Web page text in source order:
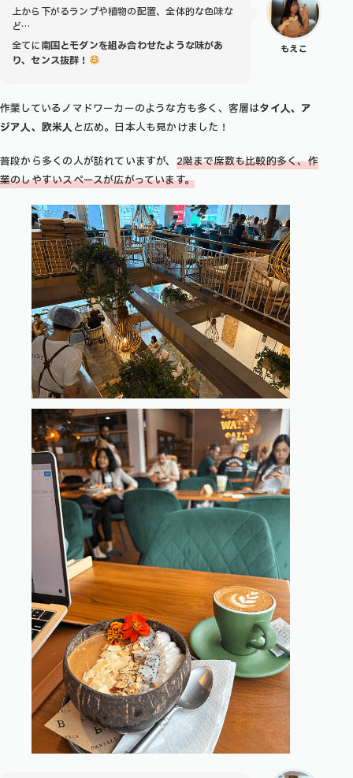
もえこ
上から下がるランプや植物の配置、全体的な色味な
ど…
全てに南国とモダンを組み合わせたような味があ
り、センス抜群！
作業しているノマドワーカーのような方も多く、客層はタイ人、ア
ジア人、欧米人 と広め。日本人も見かけました！
普段から多くの人が訪れていますが、 2階まで席数も比較的多く、作
業のしやすいスペースが広がっています。